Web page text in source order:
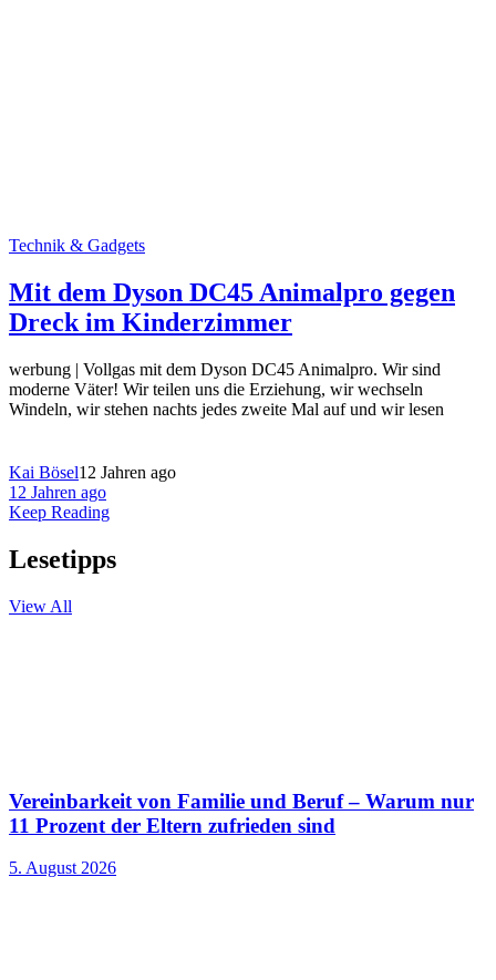
Technik & Gadgets
Mit dem Dyson DC45 Animalpro gegen
Dreck im Kinderzimmer
werbung | Vollgas mit dem Dyson DC45 Animalpro. Wir sind
moderne Väter! Wir teilen uns die Erziehung, wir wechseln
Windeln, wir stehen nachts jedes zweite Mal auf und wir lesen
Kai Bösel12 Jahren ago
12 Jahren ago
Keep Reading
Lesetipps
View All
Vereinbarkeit von Familie und Beruf – Warum nur
11 Prozent der Eltern zufrieden sind
5. August 2026